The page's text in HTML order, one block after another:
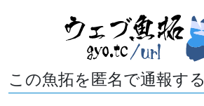
この魚拓を匿名で通報する